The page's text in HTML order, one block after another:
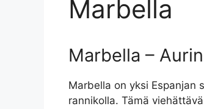
Marbella
Marbella –
Marbella on yksi Espanjan
rannikolla. Tämä